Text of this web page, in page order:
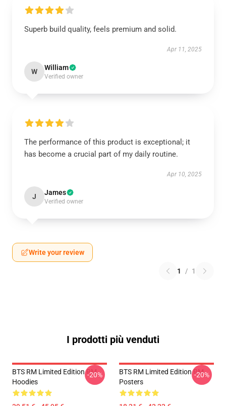
Superb build quality, feels premium and solid.
Apr 11, 2025
W William
Verified owner
The performance of this product is exceptional; it
has become a crucial part of my daily routine.
Apr 10, 2025
J James
Verified owner
Write your review
1 / 1
I prodotti più venduti
BTS RM Limited Edition RM
Hoodies
-20%
BTS RM Limited Edition RM
Posters
-20%